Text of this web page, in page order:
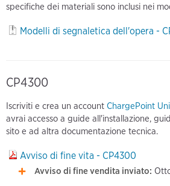
specifiche dei materiali sono inclusi nei
Modelli di segnaletica dell'opera -
CP4300
Iscriviti e crea un account ChargePoint
avrai accesso a guide all'installazione,
sito e ad altra documentazione tecnica.
Avviso di fine vita - CP4300
Avviso di fine vendita inviato: